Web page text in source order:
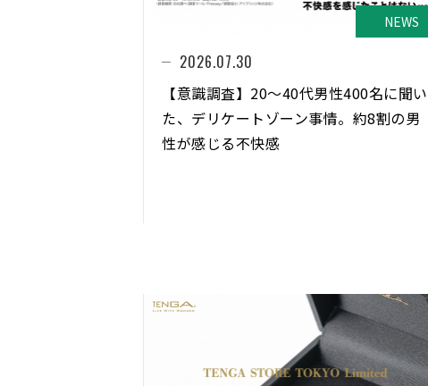
NEWS
2026.07.30
【意識調査】20〜40代男性400名に聞い
た、デリケートゾーン事情。約8割の男
性が感じる不快感